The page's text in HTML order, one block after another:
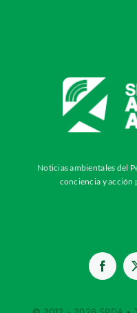
Noticias ambientales del
conciencia y acción